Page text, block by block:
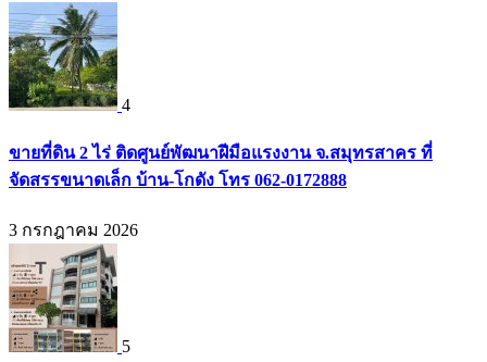
4
ขายที่ดิน 2 ไร่ ติดศูนย์พัฒนาฝีมือแรงงาน จ.สมุทรสาคร ที่
จัดสรรขนาดเล็ก บ้าน-โกดัง โทร 062-0172888
3 กรกฎาคม 2026
5